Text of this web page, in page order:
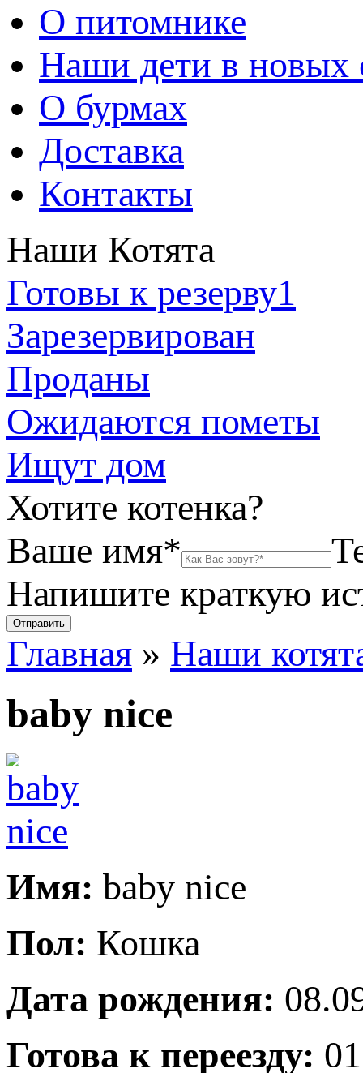
О питомнике
Наши дети в новых
О бурмах
Доставка
Контакты
Наши Котята
Готовы к резерву1
Зарезервирован
Проданы
Ожидаются пометы
Ищут дом
Хотите котенка?
Ваше имя*
Напишите краткую
Главная » Наши
baby nice
Имя: baby nice
Пол: Кошка
Дата рождения:
Готова к переезду: